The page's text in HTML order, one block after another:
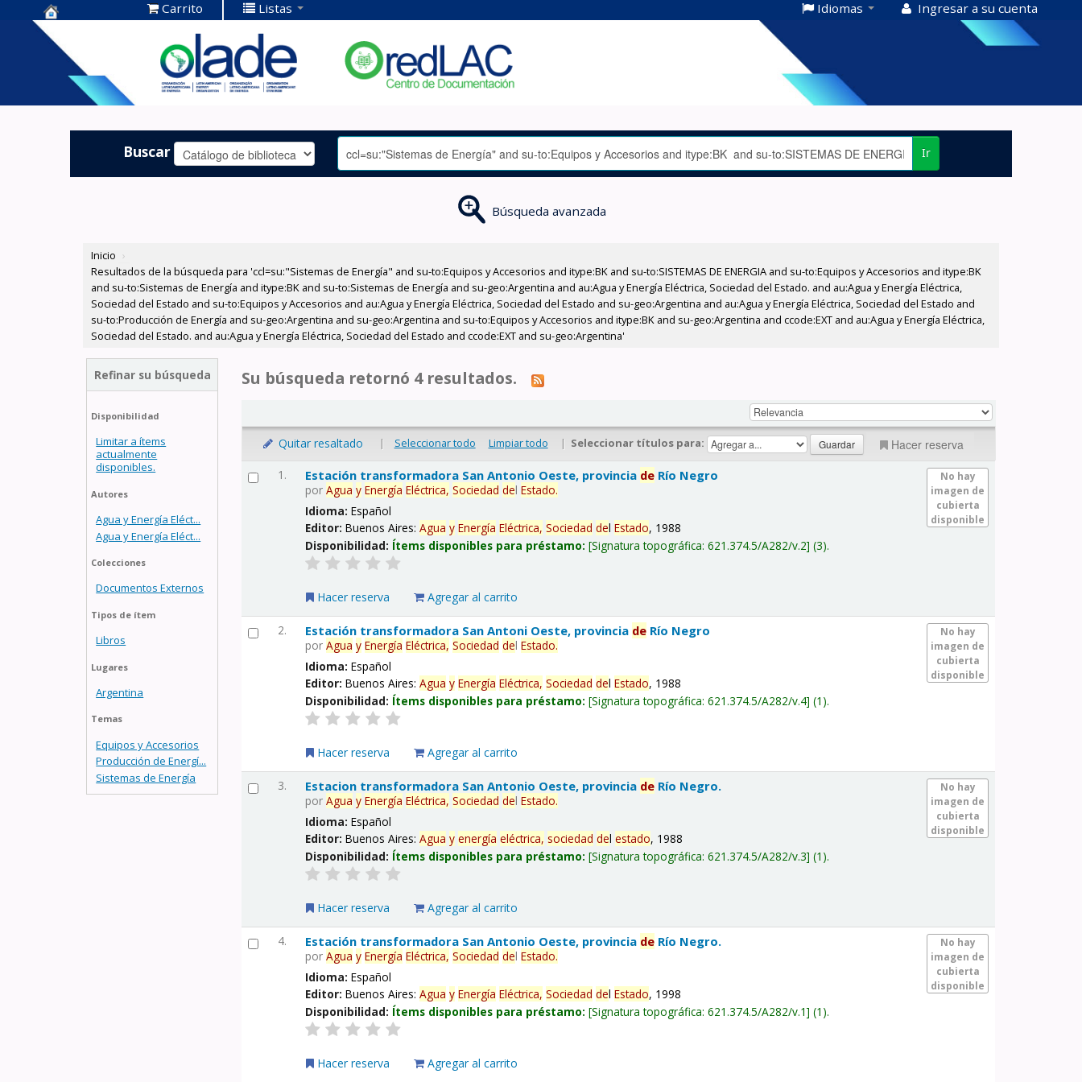
Centro de
Documentación
OLADE -
Carrito Listas Idiomas Ingresar a su cuenta
Buscar Ir
Búsqueda avanzada
Inicio ›
Resultados de la búsqueda para 'ccl=su:"Sistemas de Energía" and su-to:Equipos y Accesorios and itype:BK and su-to:SISTEMAS DE ENERGIA and su-to:Equipos y Accesorios and itype:BK
and su-to:Sistemas de Energía and itype:BK and su-to:Sistemas de Energía and su-geo:Argentina and au:Agua y Energía Eléctrica, Sociedad del Estado. and au:Agua y Energía Eléctrica,
Sociedad del Estado and su-to:Equipos y Accesorios and au:Agua y Energía Eléctrica, Sociedad del Estado and su-geo:Argentina and au:Agua y Energía Eléctrica, Sociedad del Estado and
su-to:Producción de Energía and su-geo:Argentina and su-geo:Argentina and su-to:Equipos y Accesorios and itype:BK and su-geo:Argentina and ccode:EXT and au:Agua y Energía Eléctrica,
Sociedad del Estado. and au:Agua y Energía Eléctrica, Sociedad del Estado and ccode:EXT and su-geo:Argentina'
Refinar su búsqueda
Disponibilidad
Limitar a ítems
actualmente
disponibles.
Autores
Agua y Energía Eléct...
Agua y Energía Eléct...
Colecciones
Documentos Externos
Tipos de ítem
Libros
Lugares
Argentina
Temas
Equipos y Accesorios
Producción de Energí...
Sistemas de Energía
Su búsqueda retornó 4 resultados.
Quitar resaltado | Seleccionar todo Limpiar todo | Seleccionar títulos para: Hacer reserva
1.
No hay
imagen de
cubierta
disponible
Estación transformadora San Antonio Oeste, provincia de Río Negro
porAgua y Energía Eléctrica, Sociedad delEstado.
Idioma:Español
Editor:Buenos Aires:Agua y Energía Eléctrica, Sociedad delEstado, 1988
Disponibilidad: Ítems disponibles para préstamo: Signatura topográfica:621.374.5/A282/v.2 (3).
Hacer reserva Agregar al carrito
2.
No hay
imagen de
cubierta
disponible
Estación transformadora San Antoni Oeste, provincia de Río Negro
porAgua y Energía Eléctrica, Sociedad delEstado.
Idioma:Español
Editor:Buenos Aires:Agua y Energía Eléctrica, Sociedad delEstado, 1988
Disponibilidad: Ítems disponibles para préstamo: Signatura topográfica:621.374.5/A282/v.4 (1).
Hacer reserva Agregar al carrito
3.
No hay
imagen de
cubierta
disponible
Estacion transformadora San Antonio Oeste, provincia de Río Negro.
porAgua y Energía Eléctrica, Sociedad delEstado.
Idioma:Español
Editor:Buenos Aires:Agua y energía eléctrica, sociedad delestado, 1988
Disponibilidad: Ítems disponibles para préstamo: Signatura topográfica:621.374.5/A282/v.3 (1).
Hacer reserva Agregar al carrito
4.
No hay
imagen de
cubierta
disponible
Estación transformadora San Antonio Oeste, provincia de Río Negro.
porAgua y Energía Eléctrica, Sociedad delEstado.
Idioma:Español
Editor:Buenos Aires:Agua y Energía Eléctrica, Sociedad delEstado, 1998
Disponibilidad: Ítems disponibles para préstamo: Signatura topográfica:621.374.5/A282/v.1 (1).
Hacer reserva Agregar al carrito